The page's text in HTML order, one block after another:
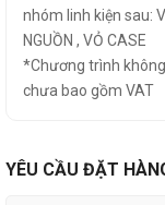
nhóm linh kiện sau:
NGUỒN , VỎ CASE
*Chương trình
chưa bao gồm VAT
YÊU CẦU ĐẶT